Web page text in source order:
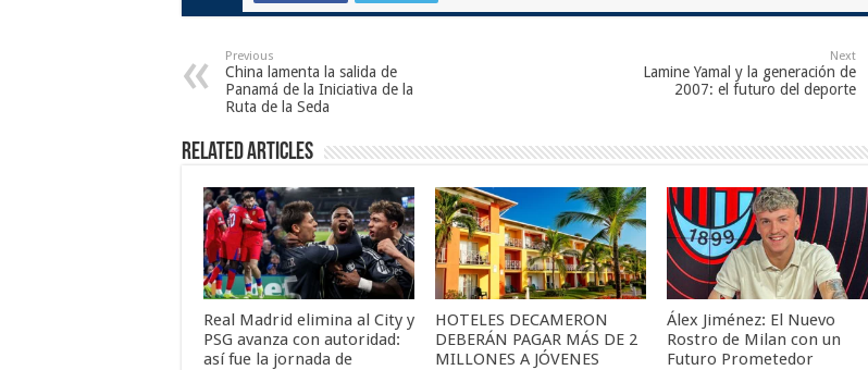
Previous
China lamenta la salida de
Panamá de la Iniciativa de la
Ruta de la Seda
Next
Lamine Yamal y la generación de
2007: el futuro del deporte
Related Articles
Real Madrid elimina al City y
PSG avanza con autoridad:
así fue la jornada de
HOTELES DECAMERON
DEBERÁN PAGAR MÁS DE 2
MILLONES A JÓVENES
Álex Jiménez: El Nuevo
Rostro de Milan con un
Futuro Prometedor